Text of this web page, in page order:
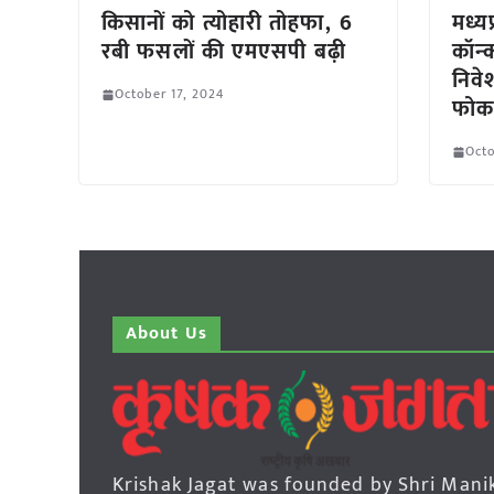
किसानों को त्योहारी तोहफा, 6
रबी फसलों की एमएसपी बढ़ी
October 17, 2024
About Us
Krishak Jagat was founded by Shri